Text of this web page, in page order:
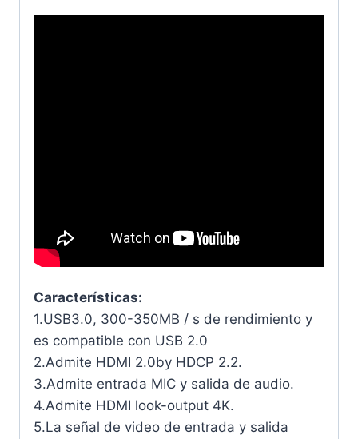
Características:
1.USB3.0, 300-350MB / s de rendimiento y
es compatible con USB 2.0
2.Admite HDMI 2.0by HDCP 2.2.
3.Admite entrada MIC y salida de audio.
4.Admite HDMI look-output 4K.
5.La señal de video de entrada y salida